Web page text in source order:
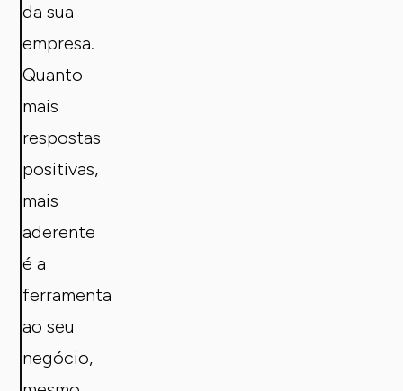
da sua
empresa.
Quanto
mais
respostas
positivas,
mais
aderente
é a
ferramenta
ao seu
negócio,